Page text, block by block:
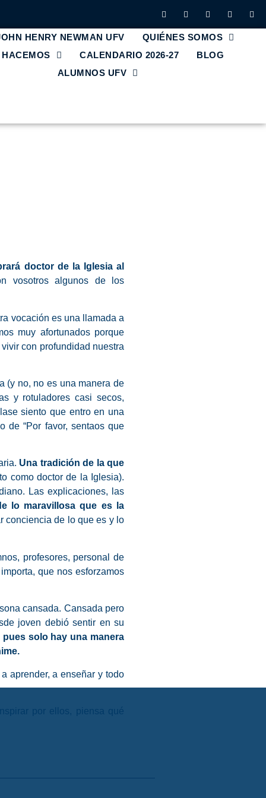
HENRY NEWMAN UFV
QUIÉNES SOMOS
CALENDARIO 2026-27
BLOG
ALUMNOS UFV
doctor de la Iglesia al
vosotros algunos de los
vocación es una llamada a
muy afortunados porque
con profundidad nuestra
(y no, no es una manera de
y rotuladores casi secos,
siento que entro en una
de “Por favor, sentaos que
Una tradición de la que
como doctor de la Iglesia).
Las explicaciones, las
lo maravillosa que es la
conciencia de lo que es y lo
profesores, personal de
que nos esforzamos
cansada. Cansada pero
joven debió sentir en su
solo hay una manera
aprender, a enseñar y todo
por ellos, piensa qué